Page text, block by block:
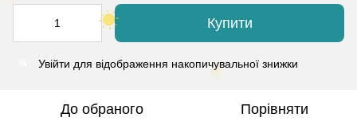
Купити
Увійти для відображення накопичувальної знижки
До обраного Порівняти